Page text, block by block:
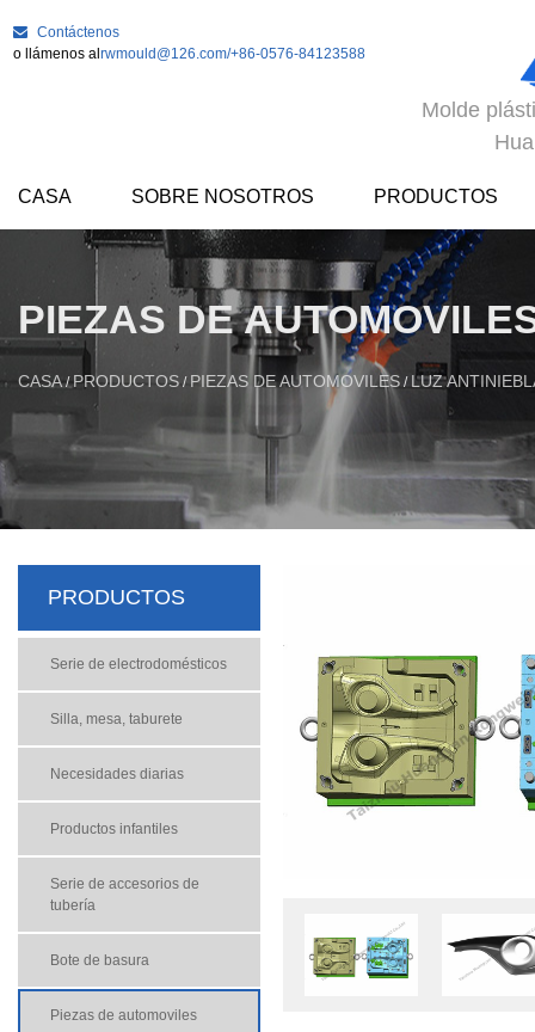
Contáctenos
o llámenos al rwmould@126.com/+86-0576-84123588
Molde
CASA SOBRE NOSOTROS PRODUCTOS
PIEZAS DE
CASA/PRODUCTOS / PIEZAS DE AUTOMOVILES / LUZ
PRODUCTOS
Serie de electrodomésticos
Silla, mesa, taburete
Necesidades diarias
Productos infantiles
Serie de accesorios de
tubería
Bote de basura
Piezas de automoviles